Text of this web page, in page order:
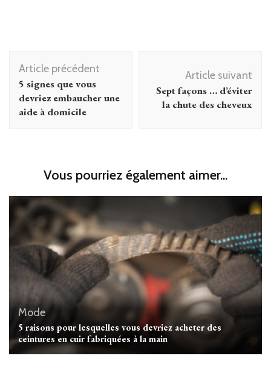
Navigation
d'article
Article précédent
5 signes que vous
devriez embaucher une
aide à domicile
Article suivant
Sept façons … d’éviter
la chute des cheveux
Vous pourriez également aimer...
Mode
5 raisons pour lesquelles vous devriez acheter des
ceintures en cuir fabriquées à la main